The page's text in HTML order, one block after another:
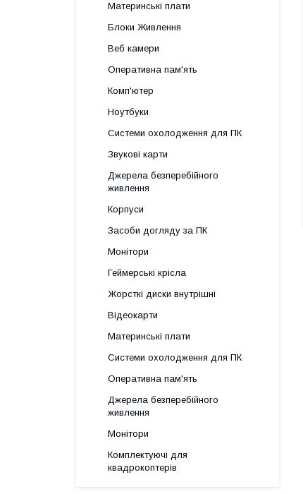
Материнські плати
Блоки Живлення
Веб камери
Оперативна пам'ять
Комп'ютер
Ноутбуки
Системи охолодження для ПК
Звукові карти
Джерела безперебійного
живлення
Корпуси
Засоби догляду за ПК
Монітори
Геймерські крісла
Жорсткі диски внутрішні
Відеокарти
Материнські плати
Системи охолодження для ПК
Оперативна пам'ять
Джерела безперебійного
живлення
Монітори
Комплектуючі для
квадрокоптерів